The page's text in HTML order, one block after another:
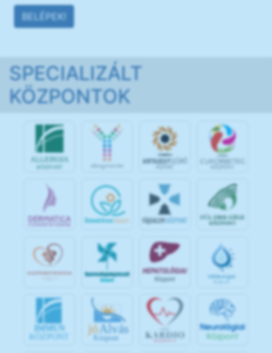
BELÉPEK!
SPECIALIZÁLT
KÖZPONTOK
IMMUN
KÖZPONT
jó Alvás
Központ